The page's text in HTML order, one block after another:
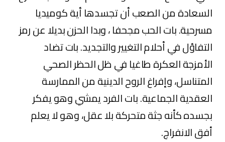
السعادة من الصعب أن تجسدها أية كوميديا
مسرحية. بات الحب مجحفا ، وبدا الحزن بديلا عن رمز
التفاؤل في أحلام التغيير والتجديد. بات تضاد
الأمزجة العكرة طاغيا في ظل الحظر الصحي
المتناسل، وإفراغ الروح الدينية من الممارسة
العقدية الجماعية. بات الفرد يمشي وهو يفكر
بجسده كأنه جثة متحركة بلا عقل، وهو لا يعلم
أفق الانفراج.